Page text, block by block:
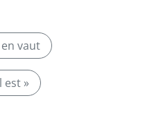
vaut
est »